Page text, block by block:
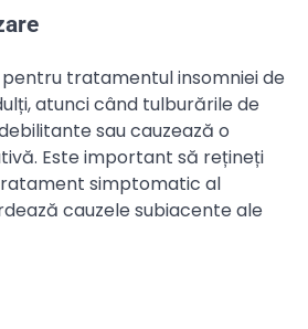
tratamentul insomniei de
atunci când tulburările de
sau cauzează o
Este important să rețineți
simptomatic al
cauzele subiacente ale